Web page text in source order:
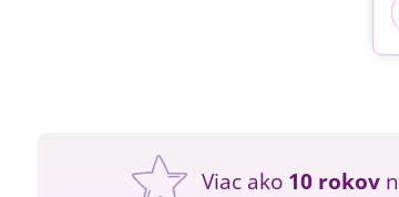
Viac ako 10 rokov